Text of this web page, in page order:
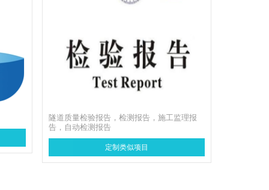
隧道质量检验报告，检测报告，施工监理报
告，自动检测报告
定制类似项目